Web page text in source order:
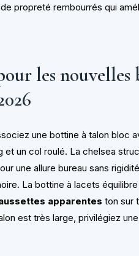
propreté rembourrés qui
les
une bottine à talon bloc
et un col roulé. La chelsea
une allure bureau sans
La bottine à lacets
apparentes ton sur
est très large, privilégiez